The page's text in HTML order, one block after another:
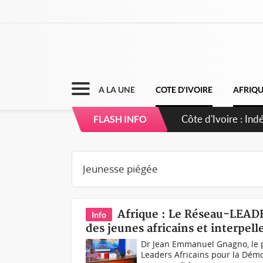
A LA UNE COTE D'IVOIRE
FLASH INFO
Côte d'Ivoire :
Info
Afrique : Le Réseau-
des jeunes africains et
Dr Jean Emmanuel Gnagno,
Leaders Africains pour la